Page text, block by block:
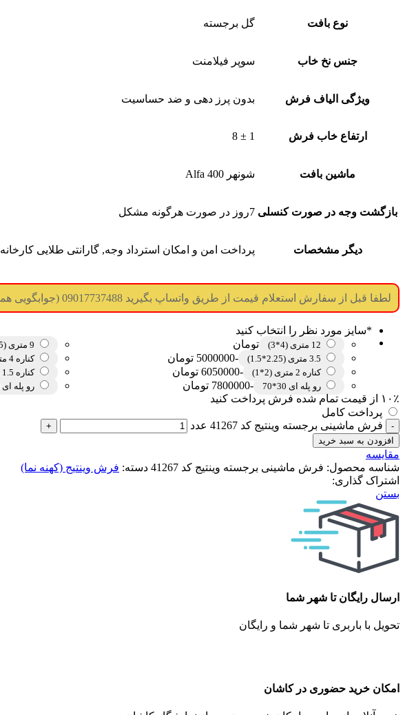
نوع بافت گل برجسته
جنس نخ خاب سوپر فیلامنت
ویژگی الیاف فرش بدون پرز دهی و ضد حساسیت
ارتفاع خاب فرش 1 ± 8
ماشین بافت شونهر Alfa 400
بازگشت وجه در صورت کنسلی 7روز در صورت هرگونه مشکل
دیگر مشخصات پرداخت امن و امکان استرداد وجه, گارانتی طلایی کارخانه
لطفا قبل از سفارش استعلام قیمت از طریق واتساپ بگیرید 09017737488 (جوابگویی همه ساعته) (درگاه پرداخت غیر فعال میباشد)
*سایز مورد نظر را انتخاب کنید
12 متری (4*3) تومان 9 متری (3.5*2.5)
3.5 متری (2.25*1.5) -5000000 تومان کناره 4 متری (4*1)
کناره 2 متری (2*1) -6050000 تومان کناره 1.5 متری (1.5*1)
رو پله ای 30*70 -7800000 تومان رو پله ای 30*80
۱۰٪ از قیمت تمام شده فرش پرداخت کنید
پرداخت کامل
فرش ماشینی برجسته وینتیج کد 41267 عدد
افزودن به سبد خرید
مقایسه
شناسه محصول: فرش ماشینی برجسته وینتیج کد 41267 دسته: فرش وینتیج (کهنه نما)
اشتراک گذاری:
بستن
ارسال رایگان تا شهر شما
تحویل با باربری تا شهر شما و رایگان
امکان خرید حضوری در کاشان